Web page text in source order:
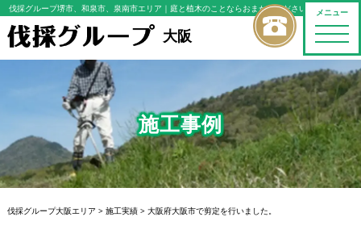
メニュー
toggle
伐採グループ堺市、和泉市、泉南市エリア ｜庭と植木のことならおまかせください
大阪
施工事例
伐採グループ大阪エリア > 施工実績> 大阪府大阪市で剪定を行いました。